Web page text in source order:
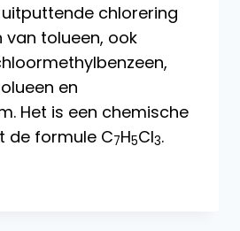
chlorering
van tolueen, ook
en
Het is een chemische
de formule C7H5Cl3.